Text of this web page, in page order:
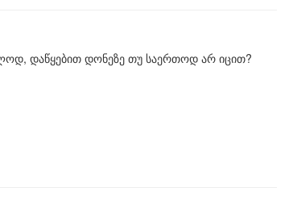
დაწყებით დონეზე თუ საერთოდ არ იცით?